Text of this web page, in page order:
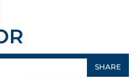
SHARE